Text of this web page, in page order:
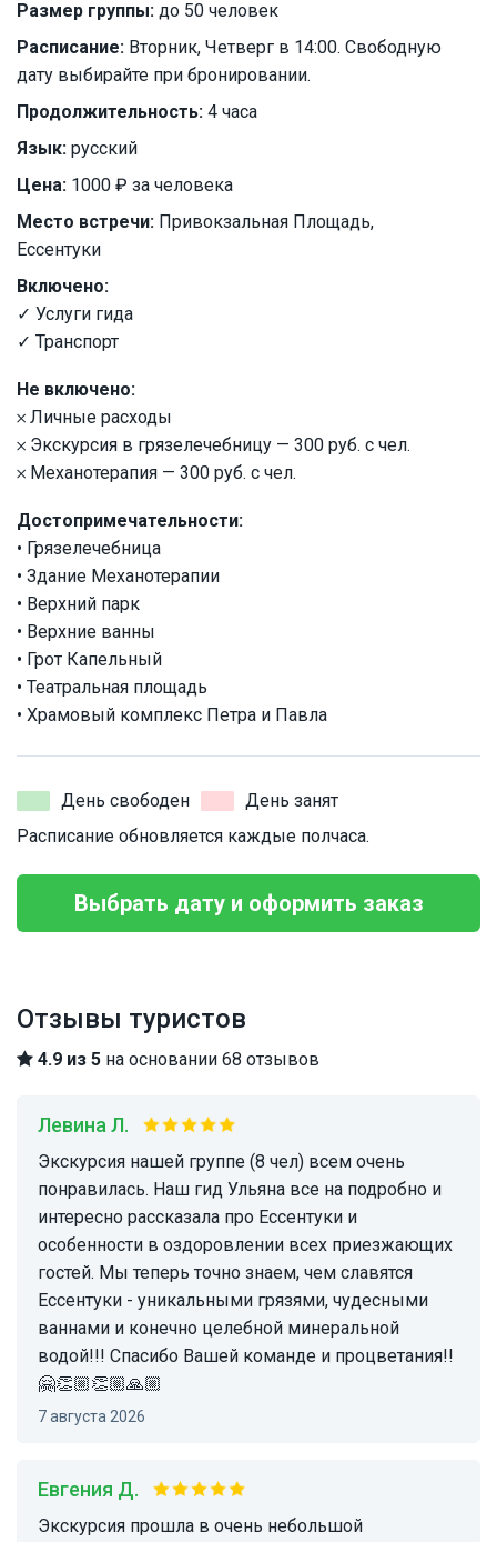
Размер группы: до 50 человек
Расписание: Вторник, Четверг в 14:00. Свободную
дату выбирайте при бронировании.
Продолжительность: 4 часа
Язык: русский
Цена: 1000 ₽ за человека
Место встречи: Привокзальная Площадь,
Ессентуки
Включено:
✓ Услуги гида
✓ Транспорт
Не включено:
𐄂 Личные расходы
𐄂 Экскурсия в грязелечебницу — 300 руб. с чел.
𐄂 Механотерапия — 300 руб. с чел.
Достопримечательности:
• Грязелечебница
• Здание Механотерапии
• Верхний парк
• Верхние ванны
• Грот Капельный
• Театральная площадь
• Храмовый комплекс Петра и Павла
День свободен
День занят
Расписание обновляется каждые полчаса.
Выбрать дату и оформить заказ
Отзывы туристов
4.9 из 5 на основании 68 отзывов
Левина Л.
Экскурсия нашей группе (8 чел) всем очень
понравилась. Наш гид Ульяна все на подробно и
интересно рассказала про Ессентуки и
особенности в оздоровлении всех приезжающих
гостей. Мы теперь точно знаем, чем славятся
Ессентуки - уникальными грязями, чудесными
ваннами и конечно целебной минеральной
водой!!! Спасибо Вашей команде и процветания!!
🤗👏🏼👏🏼🙏🏼
7 августа 2026
Евгения Д.
Экскурсия прошла в очень небольшой